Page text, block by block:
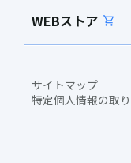
WEBストア
サイトマップ
特定個人情報の取